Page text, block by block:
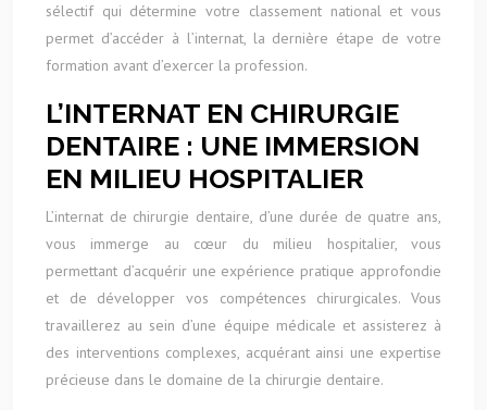
sélectif qui détermine votre classement national et vous
permet d’accéder à l’internat, la dernière étape de votre
formation avant d’exercer la profession.
L’INTERNAT EN CHIRURGIE
DENTAIRE : UNE IMMERSION
EN MILIEU HOSPITALIER
L’internat de chirurgie dentaire, d’une durée de quatre ans,
vous immerge au cœur du milieu hospitalier, vous
permettant d’acquérir une expérience pratique approfondie
et de développer vos compétences chirurgicales. Vous
travaillerez au sein d’une équipe médicale et assisterez à
des interventions complexes, acquérant ainsi une expertise
précieuse dans le domaine de la chirurgie dentaire.